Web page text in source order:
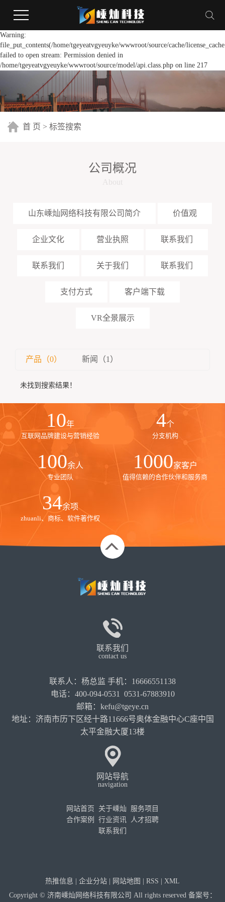
Warning:
file_put_contents(/home/tgeyeatvgyeuyke/wwwroot/source/cache/
failed to open stream: Permission denied in
/home/tgeyeatvgyeuyke/wwwroot/source/model/api.class.php on line 217
首 页 > 标签搜索
公司概况
山东嵊灿网络科技有限公司简介 价值观
企业文化 营业执照 联系我们
联系我们 关于我们 联系我们
支付方式 客户端下载
VR全景展示
产品（0） 新闻（1）
未找到搜索结果！
10年
互联网品牌建设与营销经验
4个
分支机构
100余人
专业团队
1000家客户
值得信赖的合作伙伴和服务商
35余项
zhuanli、商标、软件著作权
联系我们
contact us
联系人：杨总监 手机：16666551138
电话：400-094-0531 0531-67883910
邮箱：kefu@tgeye.cn
地址：济南市历下区经十路11666号奥体金融中心C座中国
太平金融大厦13楼
网站导航
navigation
网站首页 关于嵊灿
服务项目
合作案例
行业资讯
人才招聘
联系我们
热推信息 | 企业分站 | 网站地图 | RSS | XML
Copyright © 济南嵊灿网络科技有限公司 All rights reserved 备案号：